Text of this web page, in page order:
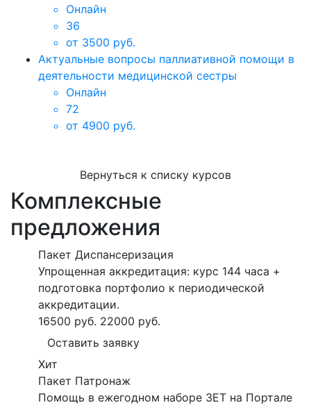
Онлайн
36
от 3500 руб.
Актуальные вопросы паллиативной помощи в
деятельности медицинской сестры
Онлайн
72
от 4900 руб.
Вернуться к списку курсов
Комплексные
предложения
Пакет Диспансеризация
Упрощенная аккредитация: курс 144 часа +
подготовка портфолио к периодической
аккредитации.
16500 руб. 22000 руб.
Оставить заявку
Хит
Пакет Патронаж
Помощь в ежегодном наборе ЗЕТ на Портале